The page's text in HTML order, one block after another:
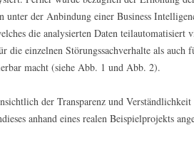
unter der Anbindung einer Business
die analysierten Daten teilautomatisiert
die einzelnen Störungssachverhalte als auch
macht (siehe Abb. 1 und Abb. 2).
der Transparenz und
anhand eines realen Beispielprojekts